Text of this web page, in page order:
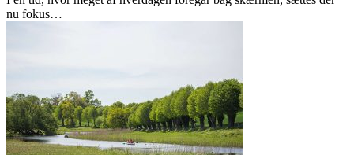
nu fokus…